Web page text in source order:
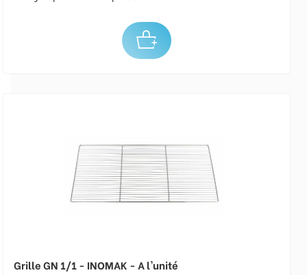
Grille GN 1/1 - INOMAK - A l'unité